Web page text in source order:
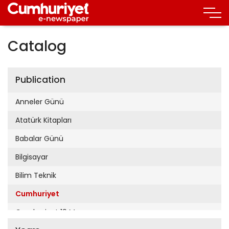
Catalog
Publication
Anneler Günü
Atatürk Kitapları
Babalar Günü
Bilgisayar
Bilim Teknik
Cumhuriyet
Cumhuriyet 19 Mayıs